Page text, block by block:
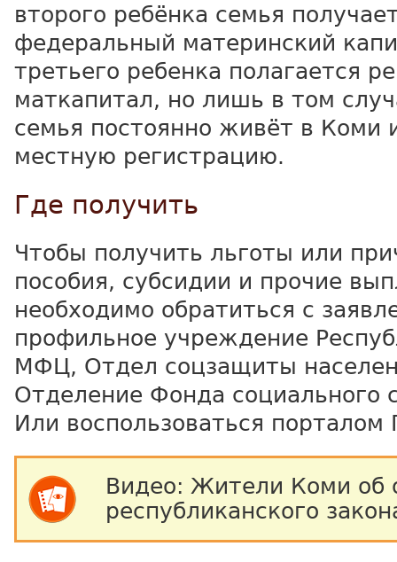
второго ребёнка семья
федеральный материнский
третьего ребенка полагается
маткапитал, но лишь в том
семья постоянно живёт в Коми
местную регистрацию.
Где получить
Чтобы получить льготы или
пособия, субсидии и прочие
необходимо обратиться с
профильное учреждение
МФЦ, Отдел соцзащиты
Отделение Фонда социального
Или воспользоваться порталом
Видео: Жители Коми об
республиканского